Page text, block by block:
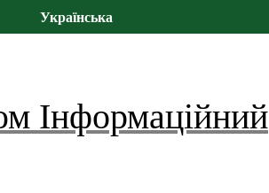
Українська
Інформаційний